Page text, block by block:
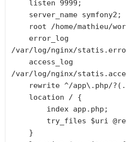
/var/log/nginx/
/var/log/nginx/